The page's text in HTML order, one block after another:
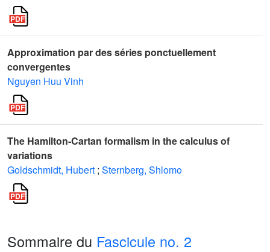
Approximation par des séries ponctuellement
convergentes
Nguyen Huu Vinh
The Hamilton-Cartan formalism in the calculus of
variations
Goldschmidt, Hubert ; Sternberg, Shlomo
Sommaire du Fascicule no. 2